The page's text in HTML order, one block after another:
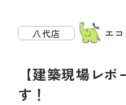
八代店 エ
【建築現場レ
す！